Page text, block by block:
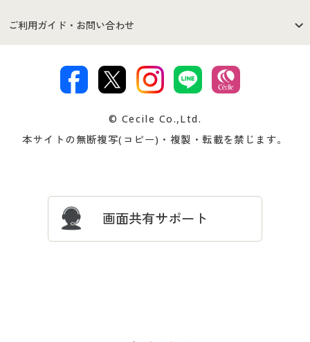
セシールご利用規約
著作権・商標について 会社案内
商品カテゴリ
プレゼント＆キャンペーン サイトマップ
ご利用ガイド・お問い合わせ
交換・返品は お支払は
ついて
忘れの場合
© Cecile Co.,Ltd.
本サイトの無断複写(コピー)・複製・転載を禁じます。
画面共有サポート